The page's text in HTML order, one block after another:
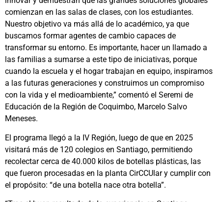
comienzan en las salas de clases, con los estudiantes.
Nuestro objetivo va más allá de lo académico, ya que
buscamos formar agentes de cambio capaces de
transformar su entorno. Es importante, hacer un llamado a
las familias a sumarse a este tipo de iniciativas, porque
cuando la escuela y el hogar trabajan en equipo, inspiramos
a las futuras generaciones y construimos un compromiso
con la vida y el medioambiente,” comentó el Seremi de
Educación de la Región de Coquimbo, Marcelo Salvo
Meneses.
El programa llegó a la IV Región, luego de que en 2025
visitará más de 120 colegios en Santiago, permitiendo
recolectar cerca de 40.000 kilos de botellas plásticas, las
que fueron procesadas en la planta CirCCUlar y cumplir con
el propósito: “de una botella nace otra botella”.